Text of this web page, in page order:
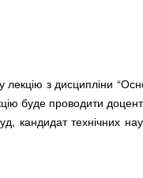
з дисципліни
буде проводити
кандидат технічних